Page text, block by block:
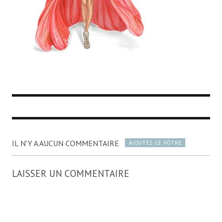
IL N'Y A AUCUN COMMENTAIRE AJOUTEZ LE VÔTRE
LAISSER UN COMMENTAIRE